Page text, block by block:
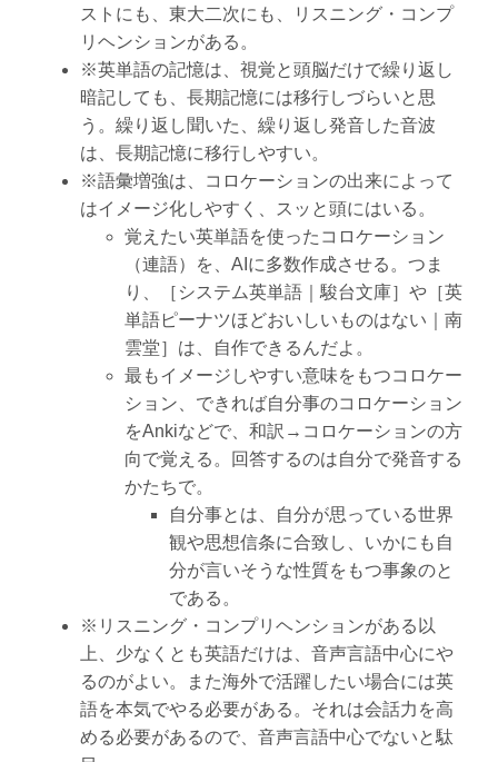
ストにも、東大二次にも、リスニング・コンプ
リヘンションがある。
※英単語の記憶は、視覚と頭脳だけで繰り返し
暗記しても、長期記憶には移行しづらいと思
う。繰り返し聞いた、繰り返し発音した音波
は、長期記憶に移行しやすい。
※語彙増強は、コロケーションの出来によって
はイメージ化しやすく、スッと頭にはいる。
覚えたい英単語を使ったコロケーション
（連語）を、AIに多数作成させる。つま
り、［システム英単語｜駿台文庫］や［英
単語ピーナツほどおいしいものはない｜南
雲堂］は、自作できるんだよ。
最もイメージしやすい意味をもつコロケー
ション、できれば自分事のコロケーション
をAnkiなどで、和訳→コロケーションの方
向で覚える。回答するのは自分で発音する
かたちで。
自分事とは、自分が思っている世界
観や思想信条に合致し、いかにも自
分が言いそうな性質をもつ事象のと
である。
※リスニング・コンプリヘンションがある以
上、少なくとも英語だけは、音声言語中心にや
るのがよい。また海外で活躍したい場合には英
語を本気でやる必要がある。それは会話力を高
める必要があるので、音声言語中心でないと駄